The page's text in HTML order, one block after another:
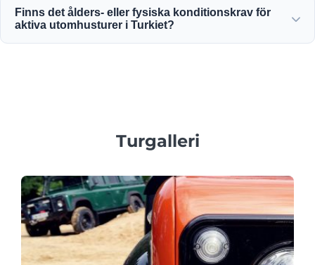
och jeepsafarier inkluderar en utsökt lokal lunch.
Finns det ålders- eller fysiska konditionskrav för
aktiva utomhusturer i Turkiet?
Turgalleri